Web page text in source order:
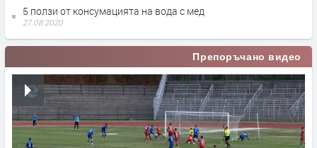
5 ползи от консумацията на вода с мед
27.08.2020
Препоръчано видео